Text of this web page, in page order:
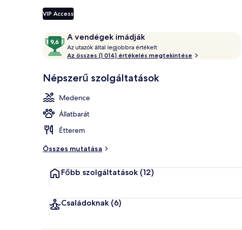
VIP Access
ÉrtékelésekA vendégek imádják
9,6
ennyiből:
10,
vendégek
Az utazók által legjobbra értékelt
z
t
a
Az összes (1 014) értékelés megtekintése
Népszerű szolgáltatások
Medence
Állatbarát
Étterem
Összes mutatása
Főbb szolgáltatások (12)
Családoknak (6)